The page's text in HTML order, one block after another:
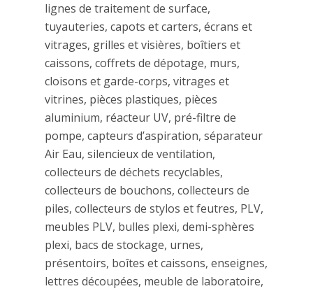
lignes de traitement de surface,
tuyauteries, capots et carters, écrans et
vitrages, grilles et visières, boîtiers et
caissons, coffrets de dépotage, murs,
cloisons et garde-corps, vitrages et
vitrines, pièces plastiques, pièces
aluminium, réacteur UV, pré-filtre de
pompe, capteurs d’aspiration, séparateur
Air Eau, silencieux de ventilation,
collecteurs de déchets recyclables,
collecteurs de bouchons, collecteurs de
piles, collecteurs de stylos et feutres, PLV,
meubles PLV, bulles plexi, demi-sphères
plexi, bacs de stockage, urnes,
présentoirs, boîtes et caissons, enseignes,
lettres découpées, meuble de laboratoire,